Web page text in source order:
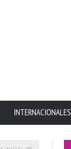
INTERNACIONALES